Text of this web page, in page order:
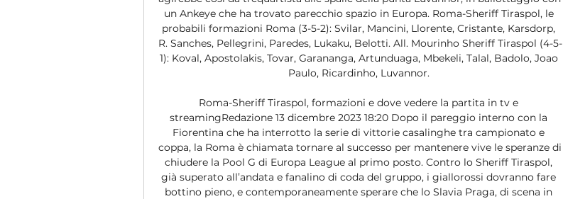
un Ankeye che ha trovato parecchio spazio in Europa. Roma-Sheriff Tiraspol, le
probabili formazioni Roma (3-5-2): Svilar, Mancini, Llorente, Cristante, Karsdorp,
R. Sanches, Pellegrini, Paredes, Lukaku, Belotti. All. Mourinho Sheriff Tiraspol (4-5-
1): Koval, Apostolakis, Tovar, Garananga, Artunduaga, Mbekeli, Talal, Badolo, Joao
Paulo, Ricardinho, Luvannor.
Roma-Sheriff Tiraspol, formazioni e dove vedere la partita in tv e
streamingRedazione 13 dicembre 2023 18:20 Dopo il pareggio interno con la
Fiorentina che ha interrotto la serie di vittorie casalinghe tra campionato e
coppa, la Roma è chiamata tornare al successo per mantenere vive le speranze di
chiudere la Pool G di Europa League al primo posto. Contro lo Sheriff Tiraspol,
già superato all’andata e fanalino di coda del gruppo, i giallorossi dovranno fare
bottino pieno, e contemporaneamente sperare che lo Slavia Praga, di scena in